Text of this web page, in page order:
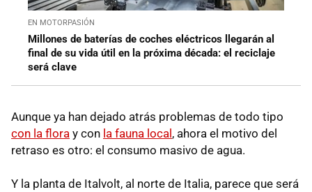
EN MOTORPASIÓN
Millones de baterías de coches eléctricos llegarán al
final de su vida útil en la próxima década: el reciclaje
será clave
Aunque ya han dejado atrás problemas de todo tipo
con la flora y con la fauna local, ahora el motivo del
retraso es otro: el consumo masivo de agua.
Y la planta de Italvolt, al norte de Italia, parece que será